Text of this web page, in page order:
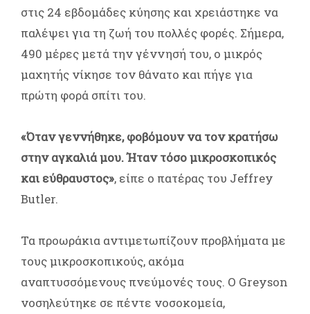
στις 24 εβδομάδες κύησης και χρειάστηκε να
παλέψει για τη ζωή του πολλές φορές. Σήμερα,
490 μέρες μετά την γέννησή του, ο μικρός
μαχητής νίκησε τον θάνατο και πήγε για
πρώτη φορά σπίτι του.
«Όταν γεννήθηκε, φοβόμουν να τον κρατήσω
στην αγκαλιά μου. Ήταν τόσο μικροσκοπικός
και εύθραυστος», είπε ο πατέρας του Jeffrey
Butler.
Τα προωράκια αντιμετωπίζουν προβλήματα με
τους μικροσκοπικούς, ακόμα
αναπτυσσόμενους πνεύμονές τους. Ο Greyson
νοσηλεύτηκε σε πέντε νοσοκομεία,